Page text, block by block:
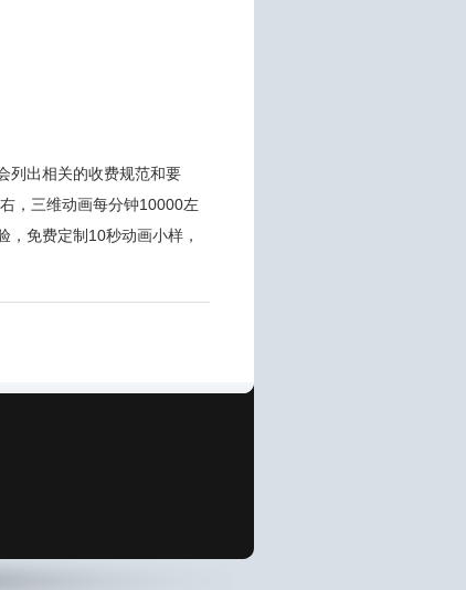
列出相关的收费规范和要
，三维动画每分钟10000左
免费定制10秒动画小样，